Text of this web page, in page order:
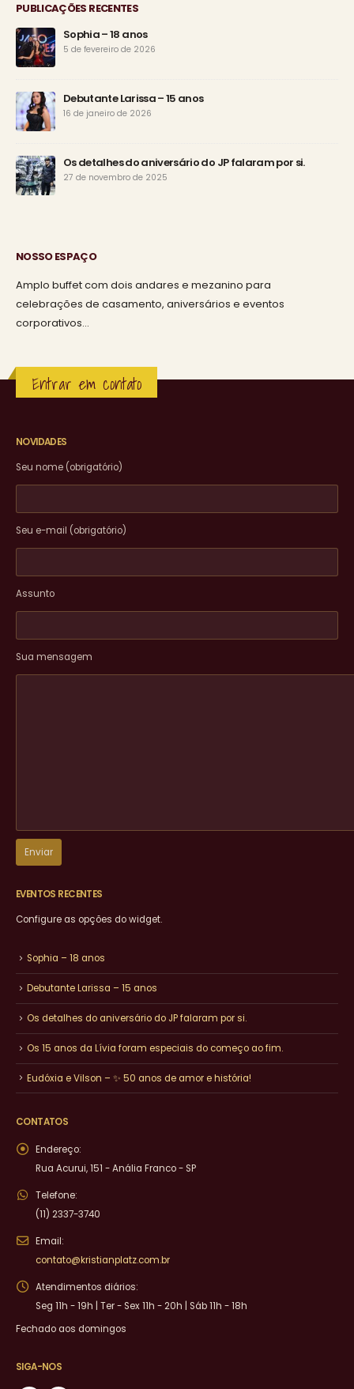
PUBLICAÇÕES RECENTES
Sophia – 18 anos
5 de fevereiro de 2026
Debutante Larissa – 15 anos
16 de janeiro de 2026
Os detalhes do aniversário do JP falaram por si.
27 de novembro de 2025
NOSSO ESPAÇO
Amplo buffet com dois andares e mezanino para
celebrações de casamento, aniversários e eventos
corporativos…
Entrar em contato
NOVIDADES
Seu nome (obrigatório)
Seu e-mail (obrigatório)
Assunto
Sua mensagem
EVENTOS RECENTES
Configure as opções do widget.
Sophia – 18 anos
Debutante Larissa – 15 anos
Os detalhes do aniversário do JP falaram por si.
Os 15 anos da Lívia foram especiais do começo ao fim.
Eudóxia e Vilson – ✨ 50 anos de amor e história!
CONTATOS
Endereço:
Rua Acurui, 151 - Anália Franco - SP
Telefone:
(11) 2337-3740
Email:
contato@kristianplatz.com.br
Atendimentos diários:
Seg 11h - 19h | Ter - Sex 11h - 20h | Sáb 11h - 18h
Fechado aos domingos
SIGA-NOS